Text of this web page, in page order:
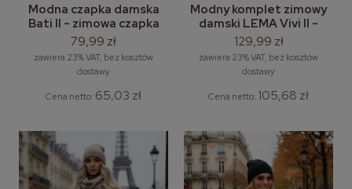
Modna czapka damska
Bati II - zimowa czapka
bez pompona
79,99 zł
zawiera 23% VAT, bez kosztów
dostawy
Cena netto: 65,03 zł
Modny komplet zimowy
damski LEMA Vivi II -
czapka bez pompona i
długi szal zimowy
129,99 zł
zawiera 23% VAT, bez kosztów
dostawy
Cena netto: 105,68 zł